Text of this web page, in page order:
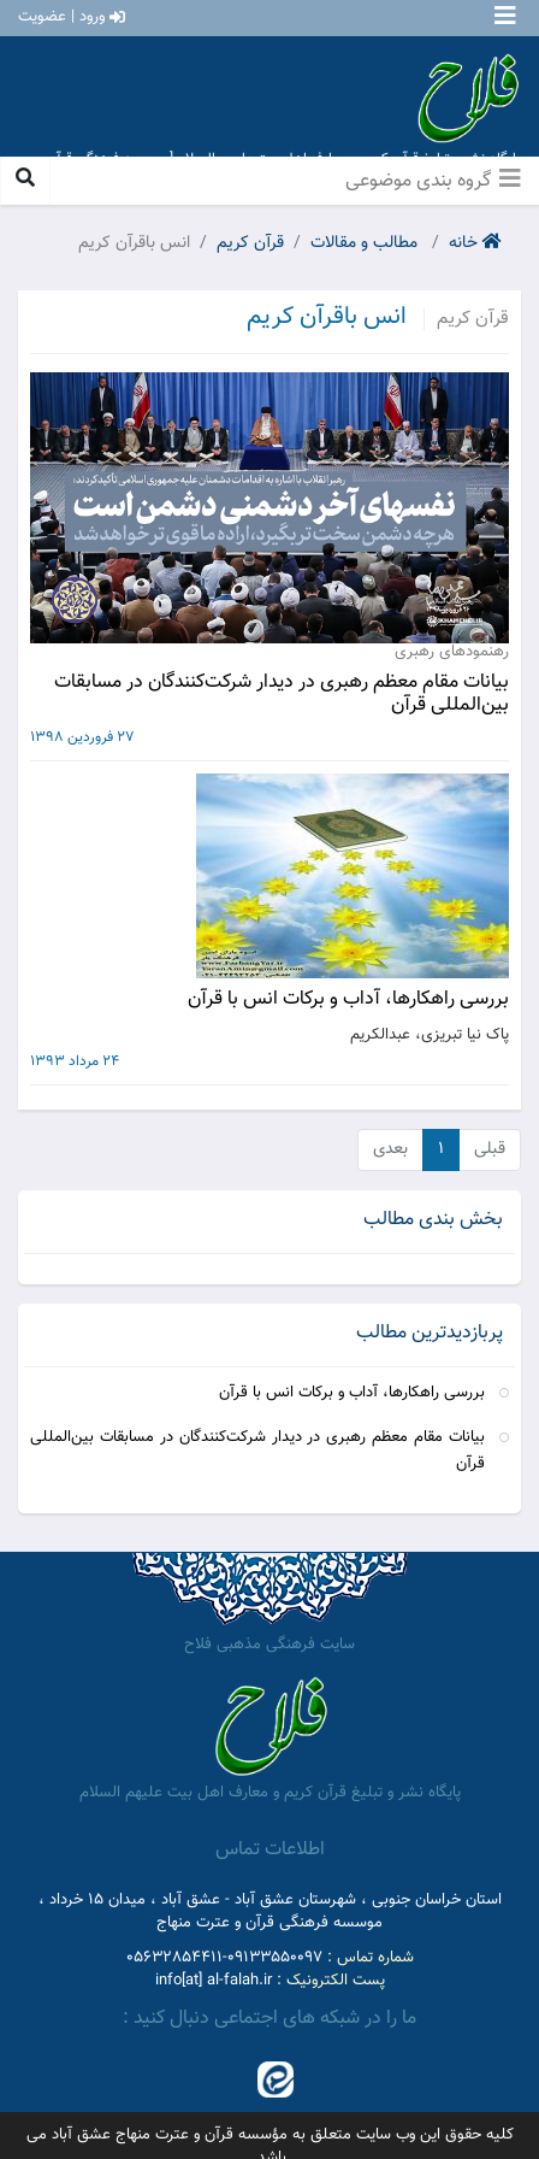
ورود | عضویت
پایگاه نشر و تبلیغ قرآن کریم و معارف اهل بیت علیهم السلام [ موسسه فرهنگی قرآن و
عترت منهاج عشق آباد ]
خانه مطالب و مقالات قرآن کریم انس باقرآن کریم
قرآن کریم انس باقرآن کریم
رهنمودهای رهبری
بیانات مقام معظم رهبری در دیدار شرکت‌کنندگان در مسابقات
بین‌المللی قرآن
27 فروردین 1398
بررسی راهکارها، آداب و برکات انس با قرآن
پاک نیا تبریزی، عبدالکریم
24 مرداد 1393
قبلی ۱ بعدی
بخش بندی مطالب
پربازدیدترین مطالب
بررسی راهکارها، آداب و برکات انس با قرآن
بیانات مقام معظم رهبری در دیدار شرکت‌کنندگان در مسابقات بین‌المللی
قرآن
سایت فرهنگی مذهبی فلاح
پایگاه نشر و تبلیغ قرآن کریم و معارف اهل بیت علیهم السلام
اطلاعات تماس
استان خراسان جنوبی ، شهرستان عشق آباد - عشق آباد ، میدان 15 خرداد ،
موسسه فرهنگی قرآن و عترت منهاج
شماره تماس :09133550097-05632854411
پست الکترونیک :info[at] al-falah.ir
ما را در شبکه های اجتماعی دنبال کنید :
کلیه حقوق این وب سایت متعلق به مؤسسه قرآن و عترت منهاج عشق آباد می